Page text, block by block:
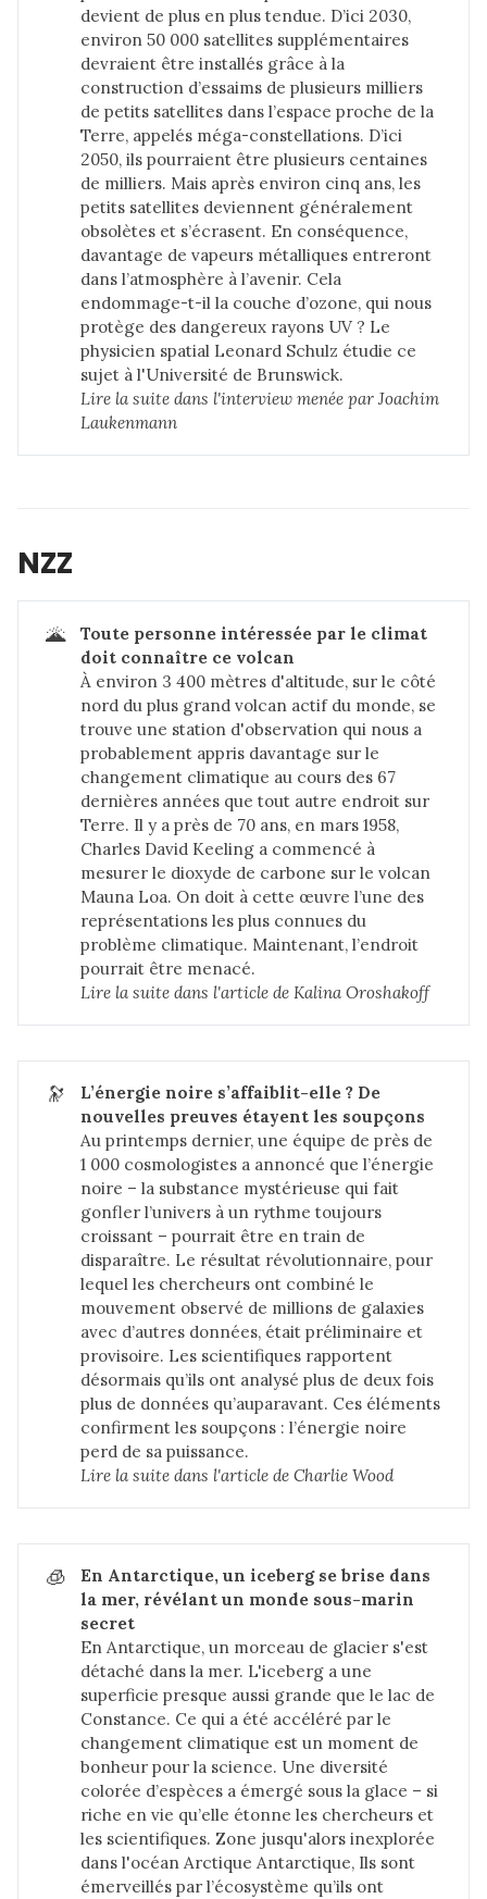
devient de plus en plus tendue. D’ici 2030,
environ 50 000 satellites supplémentaires
devraient être installés grâce à la
construction d’essaims de plusieurs milliers
de petits satellites dans l’espace proche de la
Terre, appelés méga-constellations. D’ici
2050, ils pourraient être plusieurs centaines
de milliers. Mais après environ cinq ans, les
petits satellites deviennent généralement
obsolètes et s’écrasent. En conséquence,
davantage de vapeurs métalliques entreront
dans l’atmosphère à l’avenir. Cela
endommage-t-il la couche d’ozone, qui nous
protège des dangereux rayons UV ? Le
physicien spatial Leonard Schulz étudie ce
sujet à l'Université de Brunswick.
Lire la suite dans l'interview menée par Joachim
Laukenmann
NZZ
🌋
Toute personne intéressée par le climat
doit connaître ce volcan
À environ 3 400 mètres d'altitude, sur le côté
nord du plus grand volcan actif du monde, se
trouve une station d'observation qui nous a
probablement appris davantage sur le
changement climatique au cours des 67
dernières années que tout autre endroit sur
Terre. Il y a près de 70 ans, en mars 1958,
Charles David Keeling a commencé à
mesurer le dioxyde de carbone sur le volcan
Mauna Loa. On doit à cette œuvre l’une des
représentations les plus connues du
problème climatique. Maintenant, l’endroit
pourrait être menacé.
Lire la suite dans l'article de Kalina Oroshakoff
🔭
L’énergie noire s’affaiblit-elle ? De
nouvelles preuves étayent les soupçons
Au printemps dernier, une équipe de près de
1 000 cosmologistes a annoncé que l’énergie
noire – la substance mystérieuse qui fait
gonfler l’univers à un rythme toujours
croissant – pourrait être en train de
disparaître. Le résultat révolutionnaire, pour
lequel les chercheurs ont combiné le
mouvement observé de millions de galaxies
avec d’autres données, était préliminaire et
provisoire. Les scientifiques rapportent
désormais qu’ils ont analysé plus de deux fois
plus de données qu’auparavant. Ces éléments
confirment les soupçons : l’énergie noire
perd de sa puissance.
Lire la suite dans l'article de Charlie Wood
🧊
En Antarctique, un iceberg se brise dans
la mer, révélant un monde sous-marin
secret
En Antarctique, un morceau de glacier s'est
détaché dans la mer. L'iceberg a une
superficie presque aussi grande que le lac de
Constance. Ce qui a été accéléré par le
changement climatique est un moment de
bonheur pour la science. Une diversité
colorée d’espèces a émergé sous la glace – si
riche en vie qu’elle étonne les chercheurs et
les scientifiques. Zone jusqu'alors inexplorée
dans l'océan Arctique Antarctique, Ils sont
émerveillés par l’écosystème qu’ils ont